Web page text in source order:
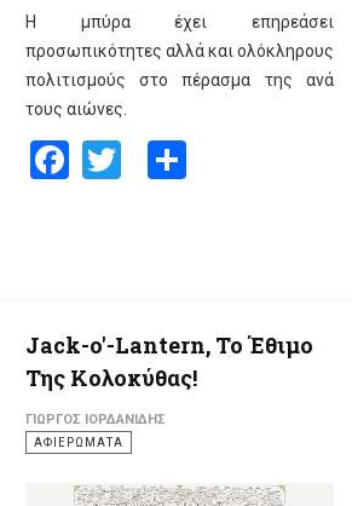
Η μπύρα έχει επηρεάσει
προσωπικότητες αλλά και ολόκληρους
πολιτισμούς στο πέρασμα της ανά
τους αιώνες.
Facebook
TwitterShare
Jack-o'-Lantern, Το Έθιμο
Της Κολοκύθας!
ΓΙΏΡΓΟΣ ΙΟΡΔΑΝΊΔΗΣ
ΑΦΙΕΡΩΜΑΤΑ